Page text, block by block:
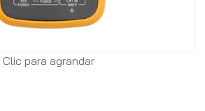
Clic para agrandar